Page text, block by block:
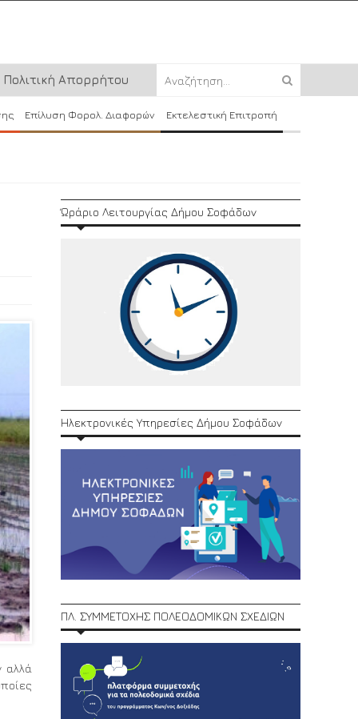
Πολιτική Απορρήτου
Επίλυση Φορολ. Διαφορών Εκτελεστική Επιτροπή
αλλά
Ώράριο Λειτουργίας Δήμου Σοφάδων
Ηλεκτρονικές Υπηρεσίες Δήμου Σοφάδων
ΠΛ. ΣΥΜΜΕΤΟΧΗΣ ΠΟΛΕΟΔΟΜΙΚΩΝ ΣΧΕΔΙΩΝ